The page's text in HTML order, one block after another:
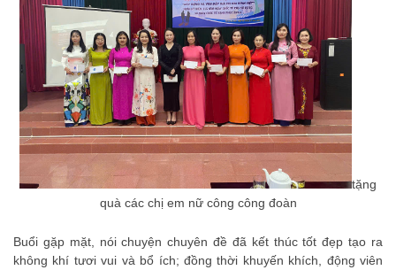
tặng
quà các chị em nữ công công đoàn
Buổi gặp mặt, nói chuyện chuyên đề đã kết thúc tốt đẹp tạo ra
không khí tươi vui và bổ ích; đồng thời khuyến khích, động viên